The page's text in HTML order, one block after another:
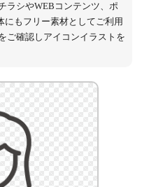
ラシやWEBコンテンツ、ポ
にもフリー素材としてご利用
ご確認しアイコンイラストを